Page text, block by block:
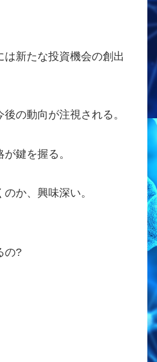
新たな投資機会の創出
の動向が注視される。
鍵を握る。
か、興味深い。
の?